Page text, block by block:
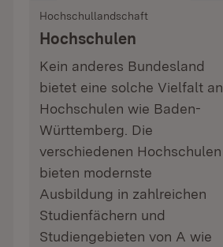
Hochschullandschaft
Hochschulen
Kein anderes Bundesland
bietet eine solche Vielfalt an
Hochschulen wie Baden-
Württemberg. Die
verschiedenen Hochschulen
bieten modernste
Ausbildung in zahlreichen
Studienfächern und
Studiengebieten von A wie